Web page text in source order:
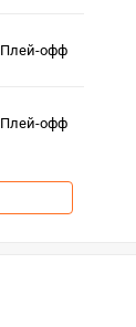
Плей-офф
Плей-офф